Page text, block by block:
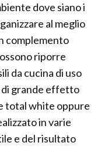
dove siano i
al meglio
complemento
riporre
da cucina di uso
grande effetto
total white oppure
in varie
e del risultato